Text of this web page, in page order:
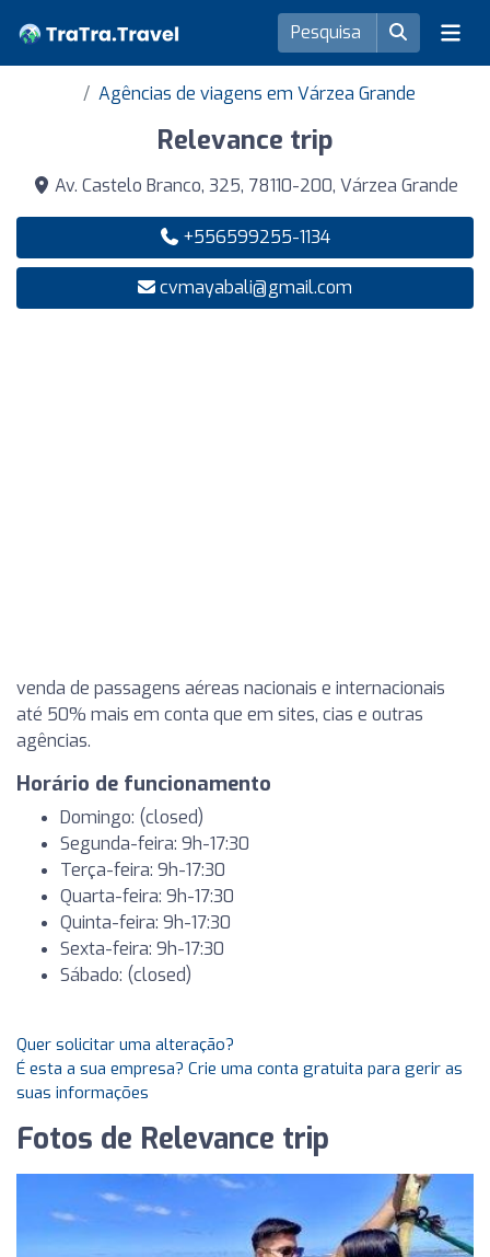
Agências de viagens em Várzea Grande
Relevance trip
Av. Castelo Branco, 325, 78110-200, Várzea Grande
+556599255-1134
cvmayabali@gmail.com
venda de passagens aéreas nacionais e internacionais
até 50% mais em conta que em sites, cias e outras
agências.
Horário de funcionamento
Domingo: (closed)
Segunda-feira: 9h-17:30
Terça-feira: 9h-17:30
Quarta-feira: 9h-17:30
Quinta-feira: 9h-17:30
Sexta-feira: 9h-17:30
Sábado: (closed)
Quer solicitar uma alteração?
É esta a sua empresa? Crie uma conta gratuita para gerir as
suas informações
Fotos de Relevance trip